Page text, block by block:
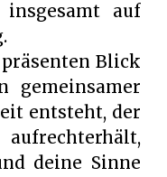
auf
Blick
gemeinsamer
entsteht, der
deine Sinne